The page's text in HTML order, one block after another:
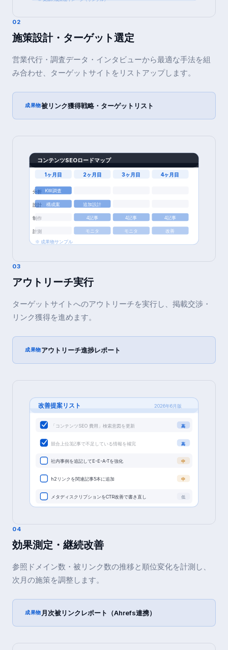
02
施策設計・ターゲット選定
営業代行・調査データ・インタビューから最適な手法を組
み合わせ、ターゲットサイトをリストアップします。
成果物被リンク獲得戦略・ターゲットリスト
コンテンツSEOロードマップ
1ヶ月目 2ヶ月目 3ヶ月目 4ヶ月目
分析 KW調査
設計 構成案 追加設計
制作 4記事 4記事 4記事
計測 モニタ モニタ 改善
※ 成果物サンプル
03
アウトリーチ実行
ターゲットサイトへのアウトリーチを実行し、掲載交渉・
リンク獲得を進めます。
成果物アウトリーチ進捗レポート
改善提案リスト 2026年6月版
「コンテンツSEO 費用」検索意図を更新 高
競合上位3記事で不足している情報を補完 高
社内事例を追記してE-E-A-Tを強化 中
h2リンクを関連記事5本に追加 中
メタディスクリプションをCTR改善で書き直し 低
04
効果測定・継続改善
参照ドメイン数・被リンク数の推移と順位変化を計測し、
次月の施策を調整します。
成果物 月次被リンクレポート（Ahrefs連携）